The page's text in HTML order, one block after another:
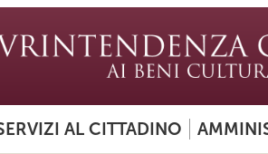
AL CITTADINO